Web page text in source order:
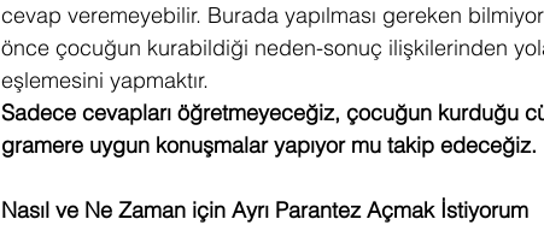
cevap veremeyebilir. Burada yapılması gereken
önce çocuğun kurabildiği neden-sonuç ilişkilerinden
eşlemesini yapmaktır.
Sadece cevapları öğretmeyeceğiz, çocuğun kurduğu
gramere uygun konuşmalar yapıyor mu takip edeceğiz.
Nasıl ve Ne Zaman için Ayrı Parantez Açmak İstiyorum